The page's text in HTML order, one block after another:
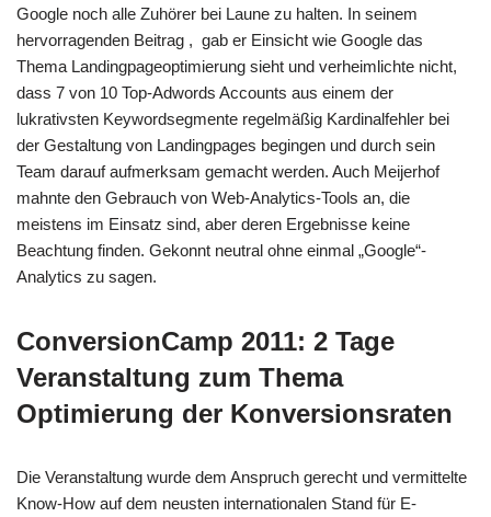
Google noch alle Zuhörer bei Laune zu halten. In seinem
hervorragenden Beitrag , gab er Einsicht wie Google das
Thema Landingpageoptimierung sieht und verheimlichte nicht,
dass 7 von 10 Top-Adwords Accounts aus einem der
lukrativsten Keywordsegmente regelmäßig Kardinalfehler bei
der Gestaltung von Landingpages begingen und durch sein
Team darauf aufmerksam gemacht werden. Auch Meijerhof
mahnte den Gebrauch von Web-Analytics-Tools an, die
meistens im Einsatz sind, aber deren Ergebnisse keine
Beachtung finden. Gekonnt neutral ohne einmal „Google“-
Analytics zu sagen.
ConversionCamp 2011: 2 Tage
Veranstaltung zum Thema
Optimierung der Konversionsraten
Die Veranstaltung wurde dem Anspruch gerecht und vermittelte
Know-How auf dem neusten internationalen Stand für E-